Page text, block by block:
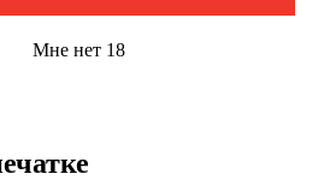
Мне нет 18